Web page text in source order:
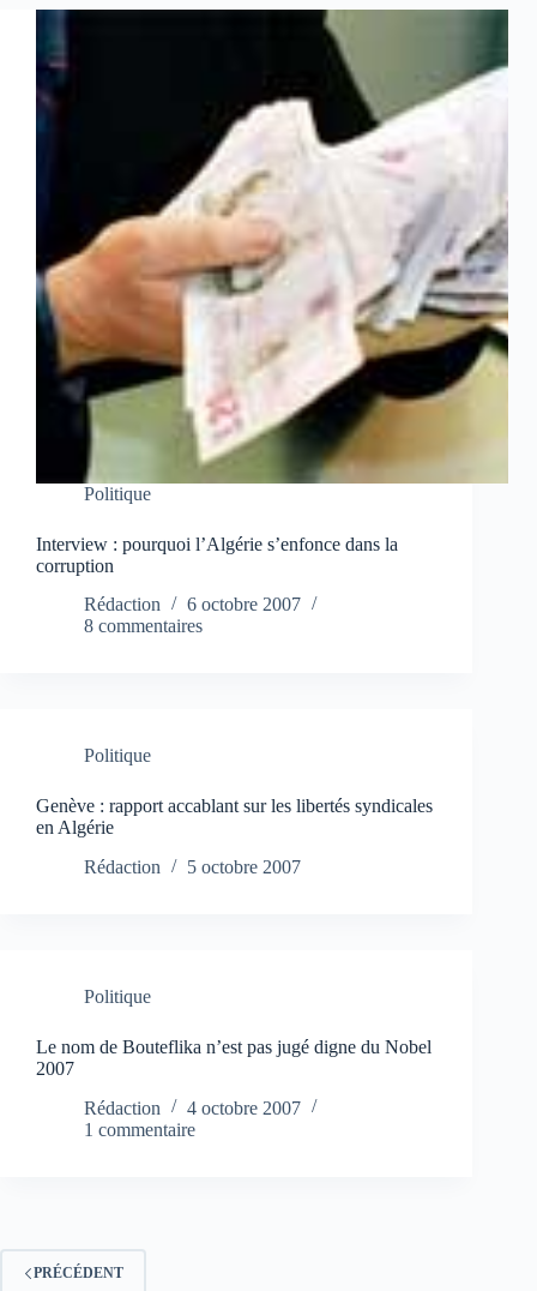
Politique
Interview : pourquoi l’Algérie s’enfonce dans la
corruption
Rédaction
6 octobre 2007
8 commentaires
Politique
Genève : rapport accablant sur les libertés syndicales
en Algérie
Rédaction
5 octobre 2007
Politique
Le nom de Bouteflika n’est pas jugé digne du Nobel
2007
Rédaction
4 octobre 2007
1 commentaire
PRÉCÉDENT